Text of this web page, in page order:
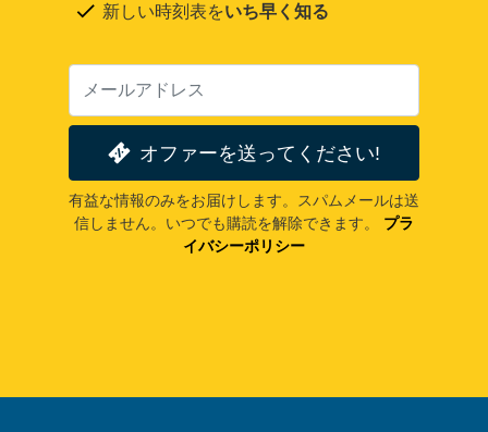
新しい時刻表をいち早く知る
オファーを送ってください!
有益な情報のみをお届けします。スパムメールは送
信しません。いつでも購読を解除できます。
プラ
イバシーポリシー